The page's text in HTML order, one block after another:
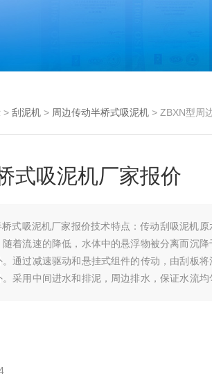
> 刮泥机 > 周边传动半桥式吸泥机 > ZBXN型周
式吸泥机厂家报价
桥式吸泥机厂家报价技术特点：传动刮吸泥机
着流速的降低，水体中的悬浮物被分离而沉
通过减速驱动和悬挂式组件的传动，由刮板
采用中间进水和排泥，周边排水，保证水流均